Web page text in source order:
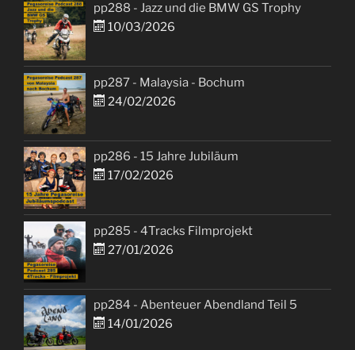
pp288 - Jazz und die BMW GS Trophy
10/03/2026
pp287 - Malaysia - Bochum
24/02/2026
pp286 - 15 Jahre Jubiläum
17/02/2026
pp285 - 4Tracks Filmprojekt
27/01/2026
pp284 - Abenteuer Abendland Teil 5
14/01/2026